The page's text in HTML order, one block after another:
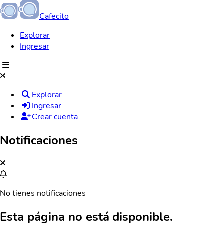
Cafecito
Explorar
Ingresar
Explorar
Ingresar
Crear cuenta
Notificaciones
No tienes notificaciones
Esta página no está disponible.